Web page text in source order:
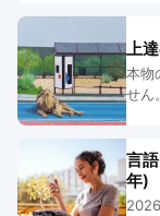
上
本物
せん
言
年)